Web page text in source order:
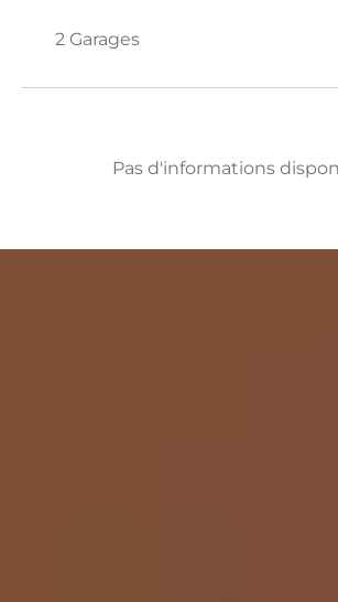
2 Garages
Pas d'informations